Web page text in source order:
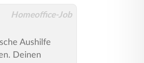
Homeoffice-Job
Aushilfe
Deinen